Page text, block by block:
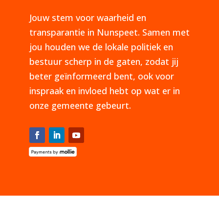
Jouw stem voor waarheid en
transparantie in Nunspeet. Samen met
jou houden we de lokale politiek en
bestuur scherp in de gaten, zodat jij
beter geïnformeerd bent, ook voor
inspraak en invloed hebt op wat er in
onze gemeente gebeurt.